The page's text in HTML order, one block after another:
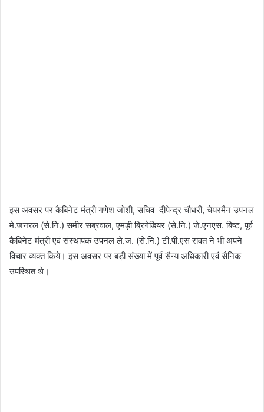
इस अवसर पर कैबिनेट मंत्री गणेश जोशी, सचिव दीपेन्द्र चौधरी, चेयरमैन उपनल
मे.जनरल (से.नि.) समीर सब्रवाल, एमड़ी ब्रिगेडियर (से.नि.) जे.एनएस. बिष्ट, पूर्व
कैबिनेट मंत्री एवं संस्थापक उपनल ले.ज. (से.नि.) टी.पी.एस रावत ने भी अपने
विचार व्यक्त किये। इस अवसर पर बड़ी संख्या में पूर्व सैन्य अधिकारी एवं सैनिक
उपस्थित थे।